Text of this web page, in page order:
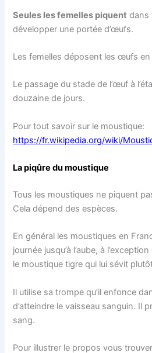
Seules les femelles piquent dans
développer une portée d’œufs.
Les femelles déposent les œufs
Le passage du stade de l’œuf à
douzaine de jours.
Pour tout savoir sur le moustique:
https://fr.wikipedia.org/wiki/
La piqûre du moustique
Tous les moustiques ne piquent
Cela dépend des espèces.
En général les moustiques en
journée jusqu’à l’aube, à
le moustique tigre qui lui sévit
Il utilise sa trompe qu’il enfonce
d’atteindre le vaisseau sanguin. Il
sang.
Pour illustrer le propos vous